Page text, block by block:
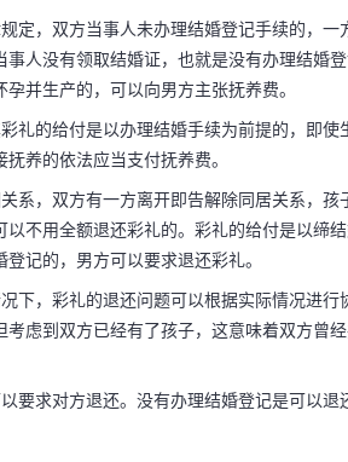
定，双方当事人未办理结婚登记手续的，
事人没有领取结婚证，也就是没有办理结婚
并生产的，可以向男方主张抚养费。
礼的给付是以办理结婚手续为前提的，即
养的依法应当支付抚养费。
系，双方有一方离开即告解除同居关系，
不用全额退还彩礼的。彩礼的给付是以缔
记的，男方可以要求退还彩礼。
下，彩礼的退还问题可以根据实际情况进
虑到双方已经有了孩子，这意味着双方曾
要求对方退还。没有办理结婚登记是可以退